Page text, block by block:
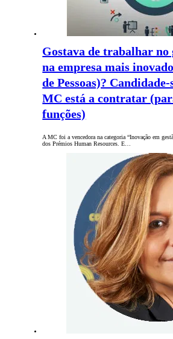
Gostava de trabalhar no
na empresa mais
de Pessoas)?
MC está a contratar
funções)
A MC foi a vencedora na categoria “Inovação em
dos Prémios Human Resources. E…